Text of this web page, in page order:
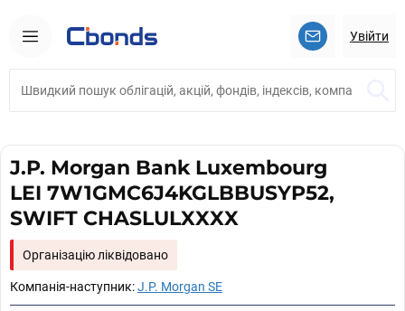
Увійти
J.P. Morgan Bank Luxembourg
LEI 7W1GMC6J4KGLBBUSYP52,
SWIFT CHASLULXXXX
Організацію ліквідовано
Компанія-наступник:J.P. Morgan SE